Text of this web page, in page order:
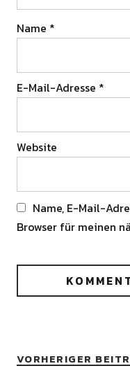
Name *
E-Mail-Adresse *
Website
Name, E-Mail-
Browser für meinen
VORHERIGER